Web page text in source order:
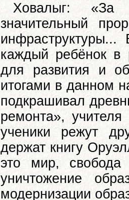
Ховалыг: «За
значительный
каждый ребёнок в
для развития и
итогами в данном
подкрашивал
ремонта»,
ученики режут
держат книгу
это мир,
уничтожение
модернизации